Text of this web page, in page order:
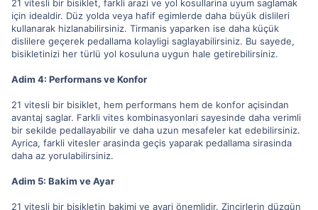
21 vitesli bir bisiklet, farkli arazi ve yol kosullarina uyum saglamak
için idealdir. Düz yolda veya hafif egimlerde daha büyük dislileri
kullanarak hizlanabilirsiniz. Tirmanis yaparken ise daha küçük
dislilere geçerek pedallama kolayligi saglayabilirsiniz. Bu sayede,
bisikletinizi her türlü yol kosuluna uygun hale getirebilirsiniz.
Adim 4: Performans ve Konfor
21 vitesli bir bisiklet, hem performans hem de konfor açisindan
avantaj saglar. Farkli vites kombinasyonlari sayesinde daha verimli
bir sekilde pedallayabilir ve daha uzun mesafeler kat edebilirsiniz.
Ayrica, farkli vitesler arasinda geçis yaparak pedallama sirasinda
daha az yorulabilirsiniz.
Adim 5: Bakim ve Ayar
21 vitesli bir bisikletin bakimi ve ayari önemlidir. Zincirlerin düzgün